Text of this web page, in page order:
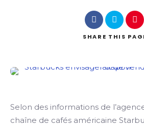
SHARE THIS
Selon des informations de
chaîne de cafés américaine